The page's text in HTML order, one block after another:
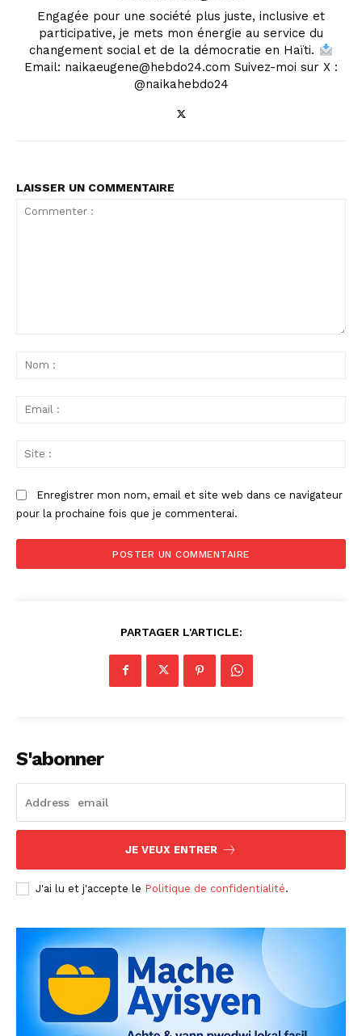
Engagée pour une société plus juste, inclusive et
participative, je mets mon énergie au service du
changement social et de la démocratie en Haïti.
Email: naikaeugene@hebdo24.com Suivez-moi sur X :
@naikahebdo24
LAISSER UN COMMENTAIRE
Enregistrer mon nom, email et site web dans ce navigateur
pour la prochaine fois que je commenterai.
PARTAGER L'ARTICLE:
S'abonner
JE VEUX ENTRER
J'ai lu et j'accepte le Politique de confidentialité.